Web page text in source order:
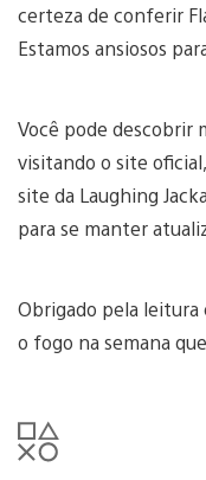
certeza de conferir
Estamos ansiosos
Você pode descobrir
visitando o site
site da Laughing
para se manter
Obrigado pela leitura
o fogo na semana